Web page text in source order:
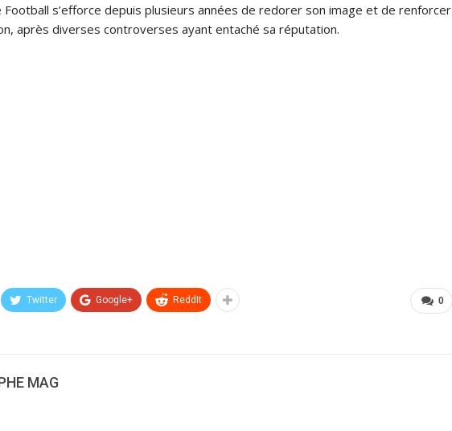
Football s’efforce depuis plusieurs années de redorer son image et de renforcer
après diverses controverses ayant entaché sa réputation.
0
Twitter Google+ ReddIt
MAG